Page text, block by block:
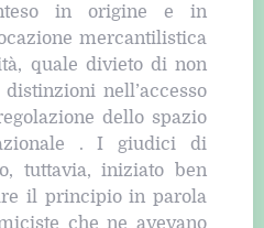
in origine e in
mercantilistica
quale divieto di non
nell’accesso
dello spazio
. I giudici di
tuttavia, iniziato ben
il principio in parola
che ne avevano